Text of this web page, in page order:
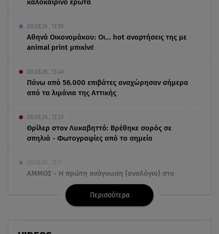
καλοκαιρινό έρωτα
08.08.26 , 13:59
Αθηνά Οικονομάκου: Οι... hot αναρτήσεις της με
animal print μπικίνι!
08.08.26 , 13:49
Πάνω από 56.000 επιβάτες αναχώρησαν σήμερα
από τα λιμάνια της Αττικής
08.08.26 , 13:29
Θρίλερ στον Λυκαβηττό: Βρέθηκε σορός σε
σπηλιά - Φωτογραφίες από το σημείο
08.08.26 , 13:11
ΑΜΜΟΣ - Η πρώτη ανάγνωση (αναλόγιο) στο
θέατρο Άβατον
Σέρρες: Απόσπαση προσοχής ή απειρία πίσω από
Περισσότερα